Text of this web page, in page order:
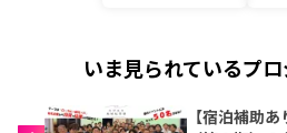
いま見られているプ
【宿泊補助